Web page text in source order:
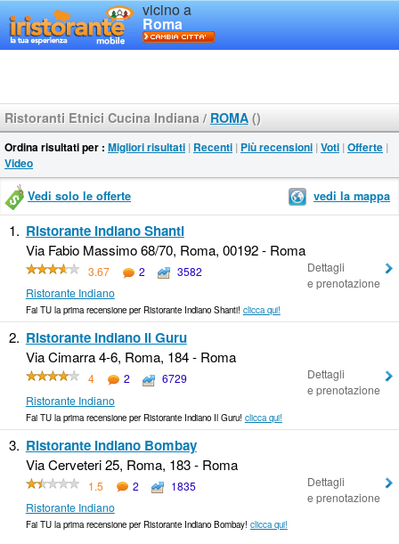
vicino a
Roma
Ristoranti Etnici Cucina Indiana / ROMA ()
Ordina risultati per : Migliori risultati | Recenti | Più recensioni | Voti | Offerte |
Video
Vedi solo le offerte vedi la mappa
1. Ristorante Indiano Shanti
Via Fabio Massimo 68/70, Roma, 00192 - Roma
3.67 2
3582
Ristorante Indiano
Dettagli
e prenotazione
Fai TU la prima recensione per Ristorante Indiano Shanti! clicca qui!
2. Ristorante Indiano Il Guru
Via Cimarra 4-6, Roma, 184 - Roma
4 2
6729
Ristorante Indiano
Dettagli
e prenotazione
Fai TU la prima recensione per Ristorante Indiano Il Guru! clicca qui!
3. Ristorante Indiano Bombay
Via Cerveteri 25, Roma, 183 - Roma
1.5 2
1835
Ristorante Indiano
Dettagli
e prenotazione
Fai TU la prima recensione per Ristorante Indiano Bombay! clicca qui!